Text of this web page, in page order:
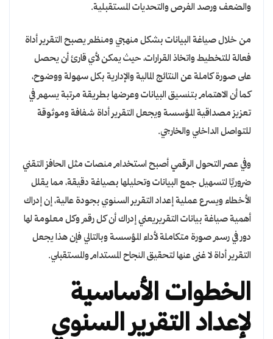
والضعف ورصد الفرص والتحديات المستقبلية.
من خلال صياغة البيانات بشكل منهجي ومنظم يصبح التقرير أداة
فعالة للتخطيط واتخاذ القرارات، حيث يمكن لأي قارئ أن يحصل
على صورة كاملة عن النتائج المالية والإدارية بكل سهولة ووضوح،
كما أن الاهتمام بتنسيق البيانات وعرضها بطريقة مرتبة يسهم في
تعزيز مصداقية المؤسسة ويجعل التقرير أداة شفافة وموثوقة
للتواصل الداخلي والخارجي.
وفي عصر التحول الرقمي أصبح استخدام منصات مثل الحافز التقني
ضروريًا لتسهيل جمع البيانات وتحليلها بصياغة دقيقة، مما يقلل
الأخطاء ويسرع عملية إعداد التقرير السنوي بجودة عالية، إن إدراك
أهمية صياغة بيانات التقريريعني إدراك أن كل رقم وكل معلومة لها
دور في رسم صورة متكاملة لأداء المؤسسة وبالتالي فإن هذا يجعل
التقرير أداة لا غنى عنها لتحقيق النجاح المستدام والمستقبلي.
الخطوات الأساسية
لإعداد التقرير السنوي